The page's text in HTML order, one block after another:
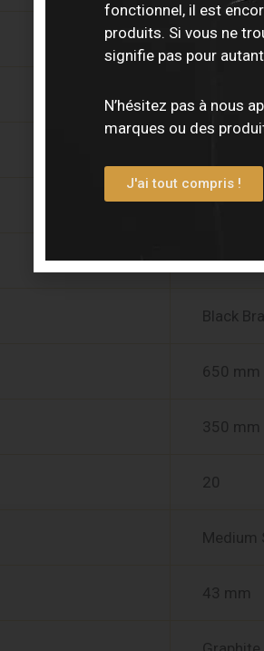
Khaya
Black
Black
650 mm
350 mm
20
Medium
43 mm
fonctionnel, il est
produits. Si vous ne
signifie pas pour
N’hésitez pas à nous
marques ou des
J'ai tout compris !